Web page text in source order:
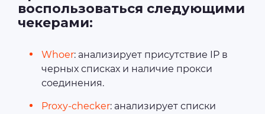
воспользоваться следующими
чекерами:
Whoer: анализирует присутствие IP в
черных списках и наличие прокси
соединения.
Proxy-checker: анализирует списки